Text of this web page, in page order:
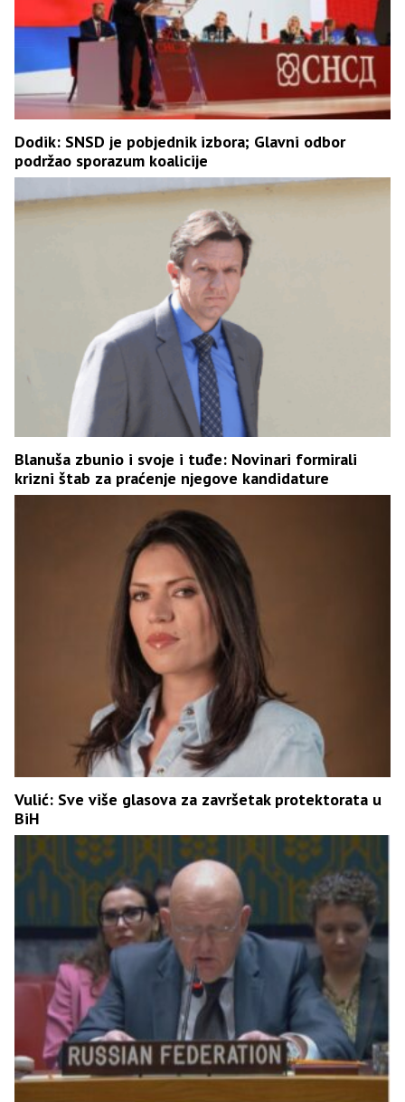
Dodik: SNSD je pobjednik izbora; Glavni odbor
podržao sporazum koalicije
Blanuša zbunio i svoje i tuđe: Novinari formirali
krizni štab za praćenje njegove kandidature
Vulić: Sve više glasova za završetak protektorata u
BiH